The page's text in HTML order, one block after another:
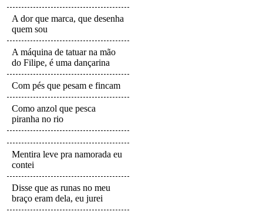
A dor que marca, que desenha
quem sou
A máquina de tatuar na mão
do Filipe, é uma dançarina
Com pés que pesam e fincam
Como anzol que pesca
piranha no rio
Mentira leve pra namorada eu
contei
Disse que as runas no meu
braço eram dela, eu jurei